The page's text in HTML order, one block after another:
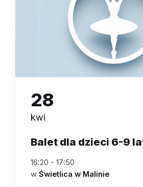
28
kwi
Balet dla dzieci 6-9
16:20 - 17:50
w Świetlica w Malinie